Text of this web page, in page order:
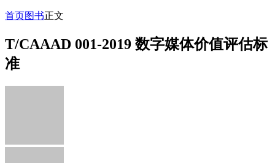
首页图书正文
T/CAAAD 001-2019 数字媒体价值评估标
准